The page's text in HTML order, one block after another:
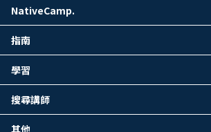
NativeCamp.
指南
學習
搜尋講師
其他